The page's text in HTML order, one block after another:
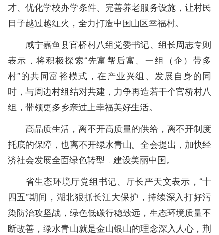
才、优化学校办学条件、完善养老服务设施，让村民
日子越过越红火，全力打造中国山区幸福村。
咸宁嘉鱼县官桥村八组党委书记、组长周志专则
表示，将积极探索“先富帮后富、一组（企）带多
村”的共同富裕模式，在产业兴组、发展自身的同
时，与周边村组结对共建，力争再造若干个官桥村八
组，带领更多乡亲过上幸福美好生活。
高品质生活，离不开高质量的供给，离不开制度
托底的保障，也离不开绿水青山。全会提出，加快经
济社会发展全面绿色转型，建设美丽中国。
省生态环境厅党组书记、厅长严天文表示，“十
四五”期间，湖北狠抓长江大保护，持续深入打好污
染防治攻坚战，绿色低碳行稳致远，生态环境质量不
断改善，绿水青山就是金山银山的理念深入人心，荆